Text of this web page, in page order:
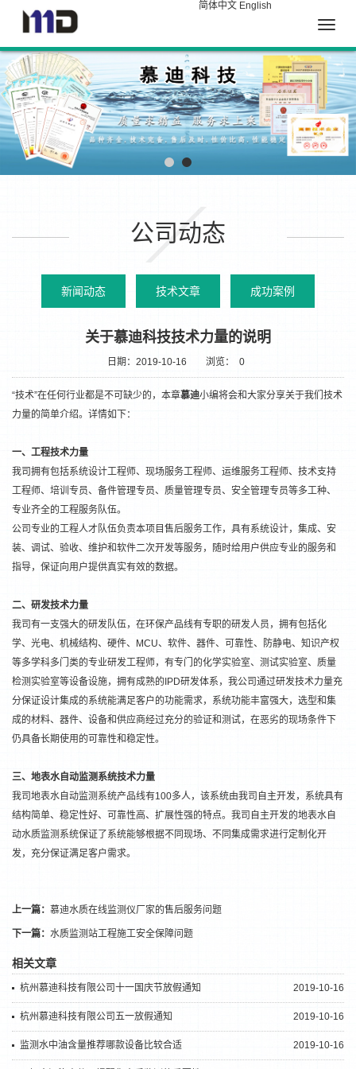
简体中文 English
Toggle
1 2
公司动态
新闻动态 技术文章 成功案例
关于慕迪科技技术力量的说明
日期：2019-10-16 浏览： 0
“技术”在任何行业都是不可缺少的，本章慕迪小编将会和大家分享关于我们技术
力量的简单介绍。详情如下：
一、工程技术力量
我司拥有包括系统设计工程师、现场服务工程师、运维服务工程师、技术支持
工程师、培训专员、备件管理专员、质量管理专员、安全管理专员等多工种、
专业齐全的工程服务队伍。
公司专业的工程人才队伍负责本项目售后服务工作，具有系统设计，集成、安
装、调试、验收、维护和软件二次开发等服务，随时给用户供应专业的服务和
指导，保证向用户提供真实有效的数据。
二、研发技术力量
我司有一支强大的研发队伍，在环保产品线有专职的研发人员，拥有包括化
学、光电、机械结构、硬件、MCU、软件、器件、可靠性、防静电、知识产权
等多学科多门类的专业研发工程师，有专门的化学实验室、测试实验室、质量
检测实验室等设备设施，拥有成熟的IPD研发体系，我公司通过研发技术力量充
分保证设计集成的系统能满足客户的功能需求，系统功能丰富强大，选型和集
成的材料、器件、设备和供应商经过充分的验证和测试，在恶劣的现场条件下
仍具备长期使用的可靠性和稳定性。
三、地表水自动监测系统技术力量
我司地表水自动监测系统产品线有100多人，该系统由我司自主开发，系统具有
结构简单、稳定性好、可靠性高、扩展性强的特点。我司自主开发的地表水自
动水质监测 系统保证了系统能够根据不同现场、不同集成需求进行定制化开
发，充分保证满足客户需求。
上一篇： 慕迪水质在线监测仪厂家的售后服务问题
下一篇： 水质监测站工程施工安全保障问题
相关文章
2019-10-16
杭州慕迪科技有限公司十一国庆节放假通知
2019-10-16
杭州慕迪科技有限公司五一放假通知
2019-10-16
监测水中油含量推荐哪款设备比较合适